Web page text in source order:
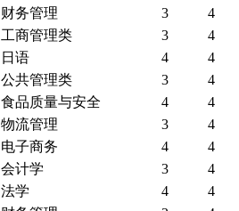
财务管理 3 4
工商管理类 3 4
日语 4 4
公共管理类 3 4
食品质量与安全 4 4
物流管理 3 4
电子商务 4 4
会计学 3 4
法学 4 4